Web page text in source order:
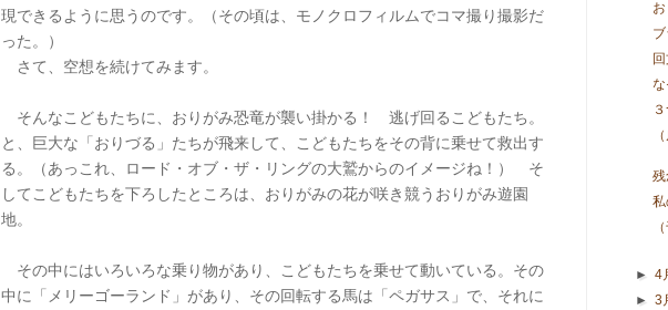
現できるように思うのです。（その頃は、モノクロフィルムでコマ撮り撮影だ
った。）
さて、空想を続けてみます。
そんなこどもたちに、おりがみ恐竜が襲い掛かる！ 逃げ回るこどもたち。
と、巨大な「おりづる」たちが飛来して、こどもたちをその背に乗せて救出す
る。（あっこれ、ロード・オブ・ザ・リングの大鷲からのイメージね！） そ
してこどもたちを下ろしたところは、おりがみの花が咲き競うおりがみ遊園
地。
その中にはいろいろな乗り物があり、こどもたちを乗せて動いている。その
中に「メリーゴーランド」があり、その回転する馬は「ペガサス」で、それに
残
私
►4
►3